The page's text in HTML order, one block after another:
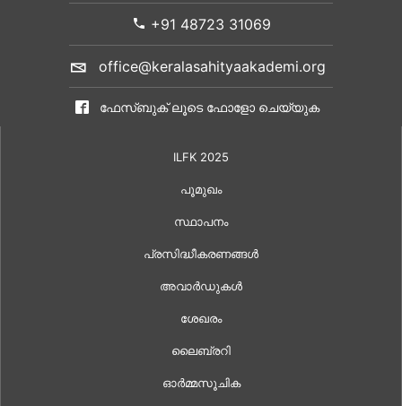
+91 48723 31069
office@keralasahityaakademi.org
ഫേസ്ബുക് ലൂടെ ഫോളോ ചെയ്യുക
ILFK 2025
പൂമുഖം
സ്ഥാപനം
പ്രസിദ്ധീകരണങ്ങൾ
അവാർഡുകൾ
ശേഖരം
ലൈബ്രറി
ഓർമ്മസൂചിക